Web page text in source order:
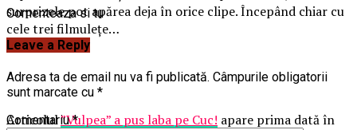
surprizele pot apărea deja în orice clipe. Începând chiar cu
cele trei filmulețe…
Articolul”Vulpea” a pus laba pe Cuc! apare prima dată în
Comenteaza si tu
Leave a Reply
Adresa ta de email nu va fi publicată. Câmpurile obligatorii
sunt marcate cu *
Comentariu*